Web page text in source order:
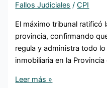
Fallos Judiciales /CPI
El máximo tribunal ratificó
provincia, confirmando
regula y administra todo
inmobiliaria en la
Leer más »